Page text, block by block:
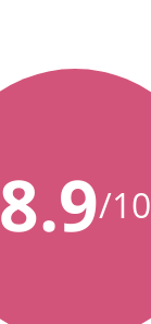
8.9/10